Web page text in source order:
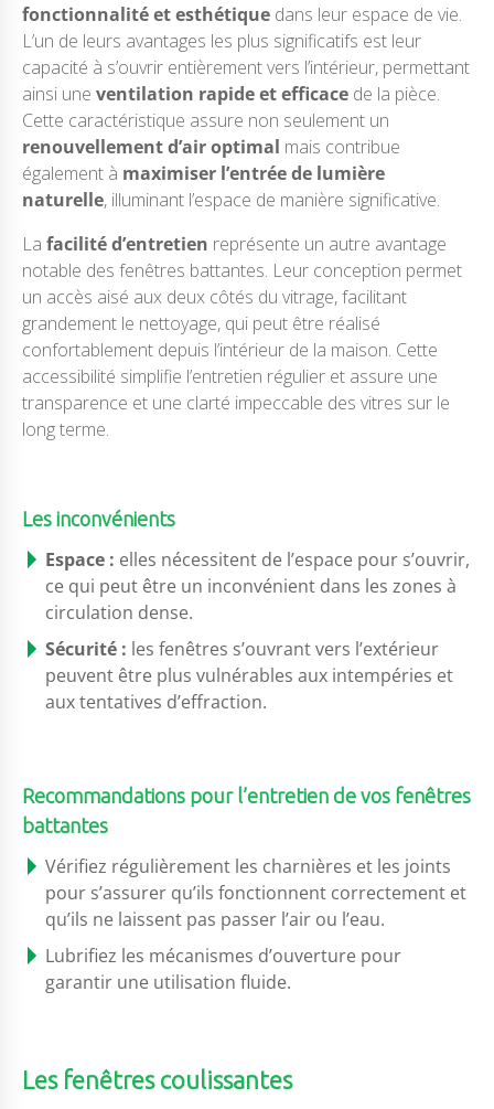
fonctionnalité et esthétique dans leur espace de vie.
L’un de leurs avantages les plus significatifs est leur
capacité à s’ouvrir entièrement vers l’intérieur, permettant
ainsi une ventilation rapide et efficace de la pièce.
Cette caractéristique assure non seulement un
renouvellement d’air optimal mais contribue
également à maximiser l’entrée de lumière
naturelle, illuminant l’espace de manière significative.
La facilité d’entretien représente un autre avantage
notable des fenêtres battantes. Leur conception permet
un accès aisé aux deux côtés du vitrage, facilitant
grandement le nettoyage, qui peut être réalisé
confortablement depuis l’intérieur de la maison. Cette
accessibilité simplifie l’entretien régulier et assure une
transparence et une clarté impeccable des vitres sur le
long terme.
Les inconvénients
Espace : elles nécessitent de l’espace pour s’ouvrir,
ce qui peut être un inconvénient dans les zones à
circulation dense.
Sécurité : les fenêtres s’ouvrant vers l’extérieur
peuvent être plus vulnérables aux intempéries et
aux tentatives d’effraction.
Recommandations pour l’entretien de vos fenêtres
battantes
Vérifiez régulièrement les charnières et les joints
pour s’assurer qu’ils fonctionnent correctement et
qu’ils ne laissent pas passer l’air ou l’eau.
Lubrifiez les mécanismes d’ouverture pour
garantir une utilisation fluide.
Les fenêtres coulissantes